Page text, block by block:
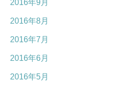
2016年9月
2016年8月
2016年7月
2016年6月
2016年5月